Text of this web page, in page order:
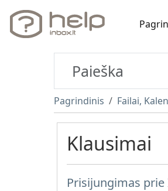
Pagrindinis Failai,
Klausimai
Prisijungimas prie